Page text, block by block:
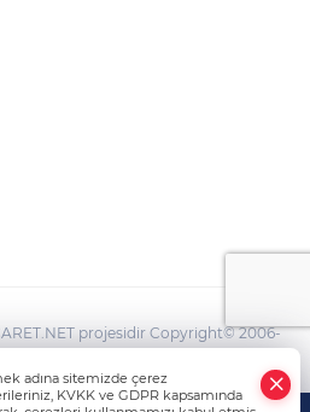
projesidir Copyright© 2006-
adına sitemizde çerez
KVKK ve GDPR kapsamında